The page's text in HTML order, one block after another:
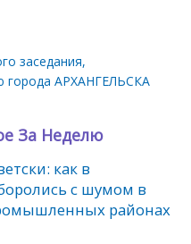
заседания,
города АРХАНГЕЛЬСКА
За Неделю
как в
с шумом в
районах